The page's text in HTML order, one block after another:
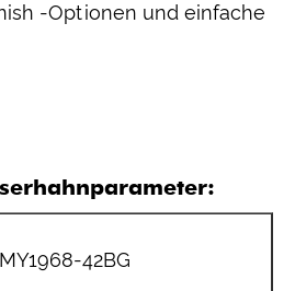
-Optionen und einfache
MY1968-42BG